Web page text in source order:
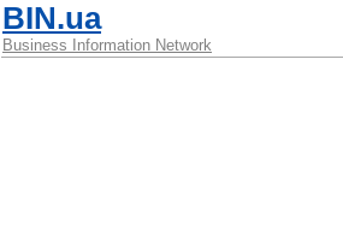
BIN.ua
Business Information Network